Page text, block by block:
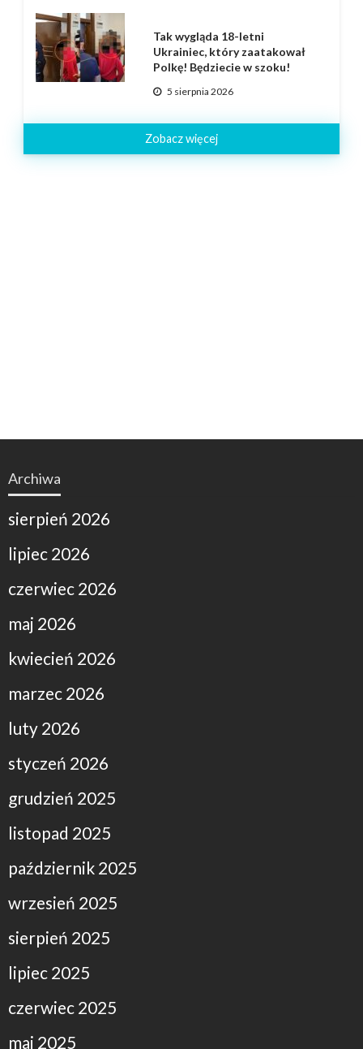
Tak wygląda 18-letni
Ukrainiec, który zaatakował
Polkę! Będziecie w szoku!
5 sierpnia 2026
Zobacz więcej
Archiwa
sierpień 2026
lipiec 2026
czerwiec 2026
maj 2026
kwiecień 2026
marzec 2026
luty 2026
styczeń 2026
grudzień 2025
listopad 2025
październik 2025
wrzesień 2025
sierpień 2025
lipiec 2025
czerwiec 2025
maj 2025